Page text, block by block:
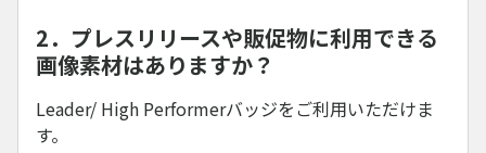
2．プレスリリースや販促物に利用できる
画像素材はありますか？
Leader/ High Performerバッジをご利用いただけま
す。